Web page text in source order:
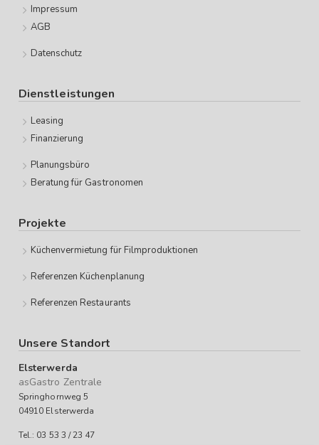
Impressum
AGB
Datenschutz
Dienstleistungen
Leasing
Finanzierung
Planungsbüro
Beratung für Gastronomen
Projekte
Küchenvermietung für Filmproduktionen
Referenzen Küchenplanung
Referenzen Restaurants
Unsere Standort
Elsterwerda
asGastro Zentrale
Springhornweg 5
04910 Elsterwerda
Tel.: 03 53 3 / 23 47